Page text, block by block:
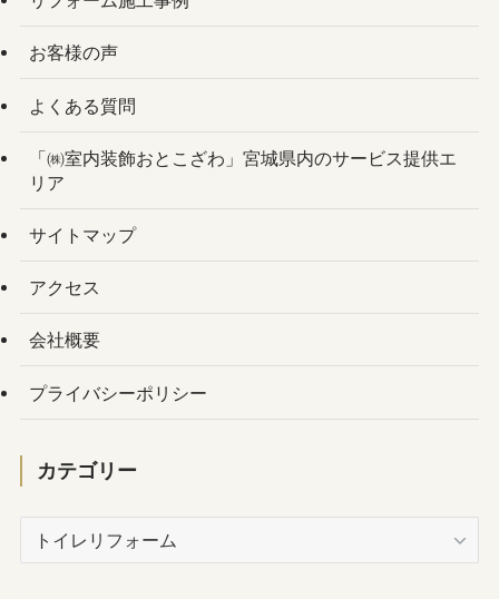
お客様の声
よくある質問
「㈱室内装飾おとこざわ」宮城県内のサービス提供エ
リア
サイトマップ
アクセス
会社概要
プライバシーポリシー
カテゴリー